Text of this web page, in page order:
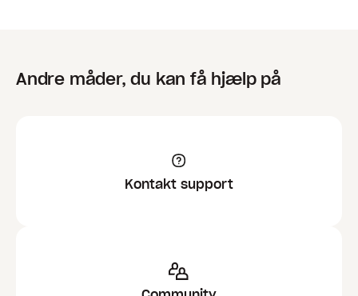
Andre måder, du kan få hjælp på
Kontakt support